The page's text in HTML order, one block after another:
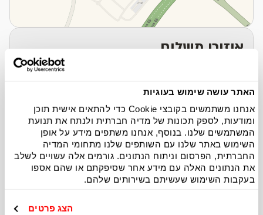
האתר עושה שימוש בעוגיות
אנחנו משתמשים בקובצי Cookie כדי להתאים אישית תוכן
ומודעות, לספק תכונות של מדיה חברתית ולנתח את תנועת
המשתמשים שלנו. בנוסף, אנחנו משתפים מידע על אופן
השימוש באתר שלנו עם השותפים שלנו מתחומי המדיה
החברתית, הפרסום וניתוח הנתונים. גורמים אלה עשויים לשלב
את הנתונים האלה עם מידע אחר שסיפקתם או שהם אספו
בעקבות השימוש שעשיתם בשירותים שלהם.
הצג פרטים
איזורי משלוח
סניפים באיזור